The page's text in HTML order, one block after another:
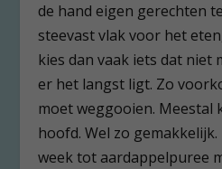
de hand eigen gerechten
steevast vlak voor het
kies dan vaak iets dat niet
er het langst ligt. Zo
moet weggooien. Meestal
hoofd. Wel zo
week tot aardappelpuree